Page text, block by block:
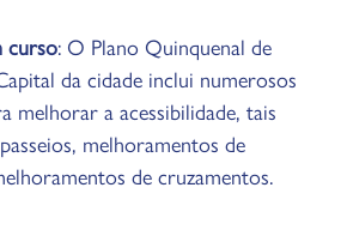
curso: O Plano Quinquenal de
da cidade inclui numerosos
melhorar a acessibilidade, tais
melhoramentos de
de cruzamentos.